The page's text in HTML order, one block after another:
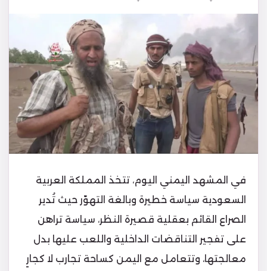
في المشهد اليمني اليوم، تتخذ المملكة العربية
السعودية سياسة خطيرة وبالغة التهوّر حيث تُدير
الصراع القائم بعقلية قصيرة النظر، سياسة تراهن
على تفجير التناقضات الداخلية واللعب عليها بدل
معالجتها، وتتعامل مع اليمن كساحة تجارب لا كجارٍ